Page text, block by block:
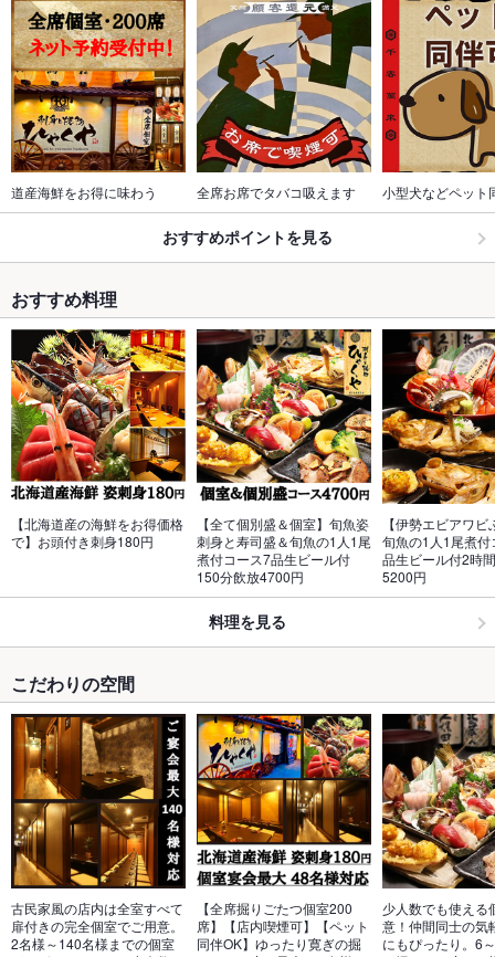
道産海鮮をお得に味わう 全席お席でタバコ吸えます 小型犬などペット
おすすめポイントを見る
おすすめ料理
【北海道産の海鮮をお得価格
で】お頭付き刺身180円
【全て個別盛＆個室】旬魚姿
刺身と寿司盛＆旬魚の1人1尾
煮付コース7品生ビール付
150分飲放4700円
【伊勢エビアワ
旬魚の1人1尾煮付
品生ビール付2時
5200円
料理を見る
こだわりの空間
古民家風の店内は全室すべて
扉付きの完全個室でご用意。
2名様～140名様までの個室
【全席掘りごたつ個室200
席】【店内喫煙可】【ペット
同伴OK】ゆったり寛ぎの掘
少人数でも使える
意！仲間同士の気
にもぴったり。6